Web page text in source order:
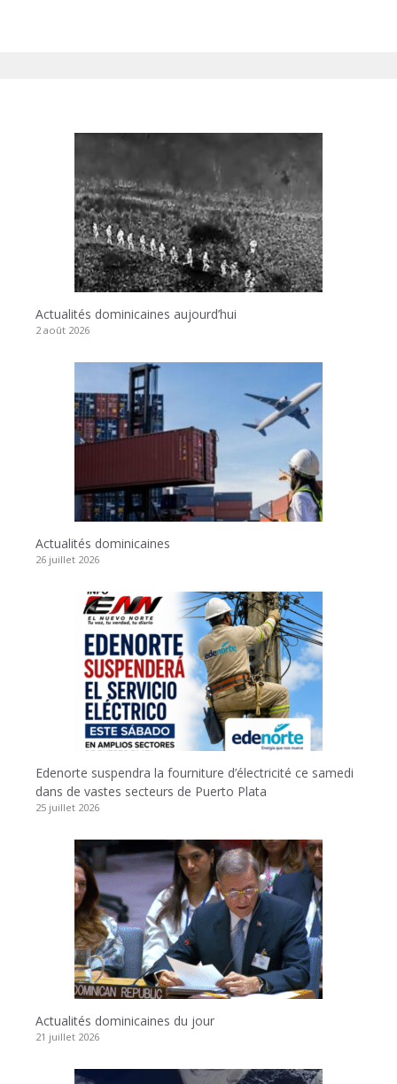
Actualités dominicaines aujourd’hui
2 août 2026
Actualités dominicaines
26 juillet 2026
Edenorte suspendra la fourniture d’électricité ce samedi
dans de vastes secteurs de Puerto Plata
25 juillet 2026
Actualités dominicaines du jour
21 juillet 2026